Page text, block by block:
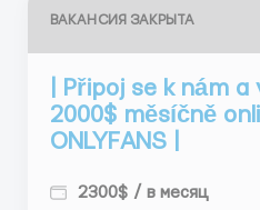
ВАКАНСИЯ ЗАКРЫТА
| Připoj se k nám a
2000$ měsíčně
ONLYFANS |
2300$ / в месяц